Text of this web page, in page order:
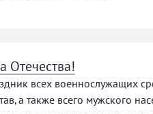
Отечества!
всех военнослужащих
а также всего мужского